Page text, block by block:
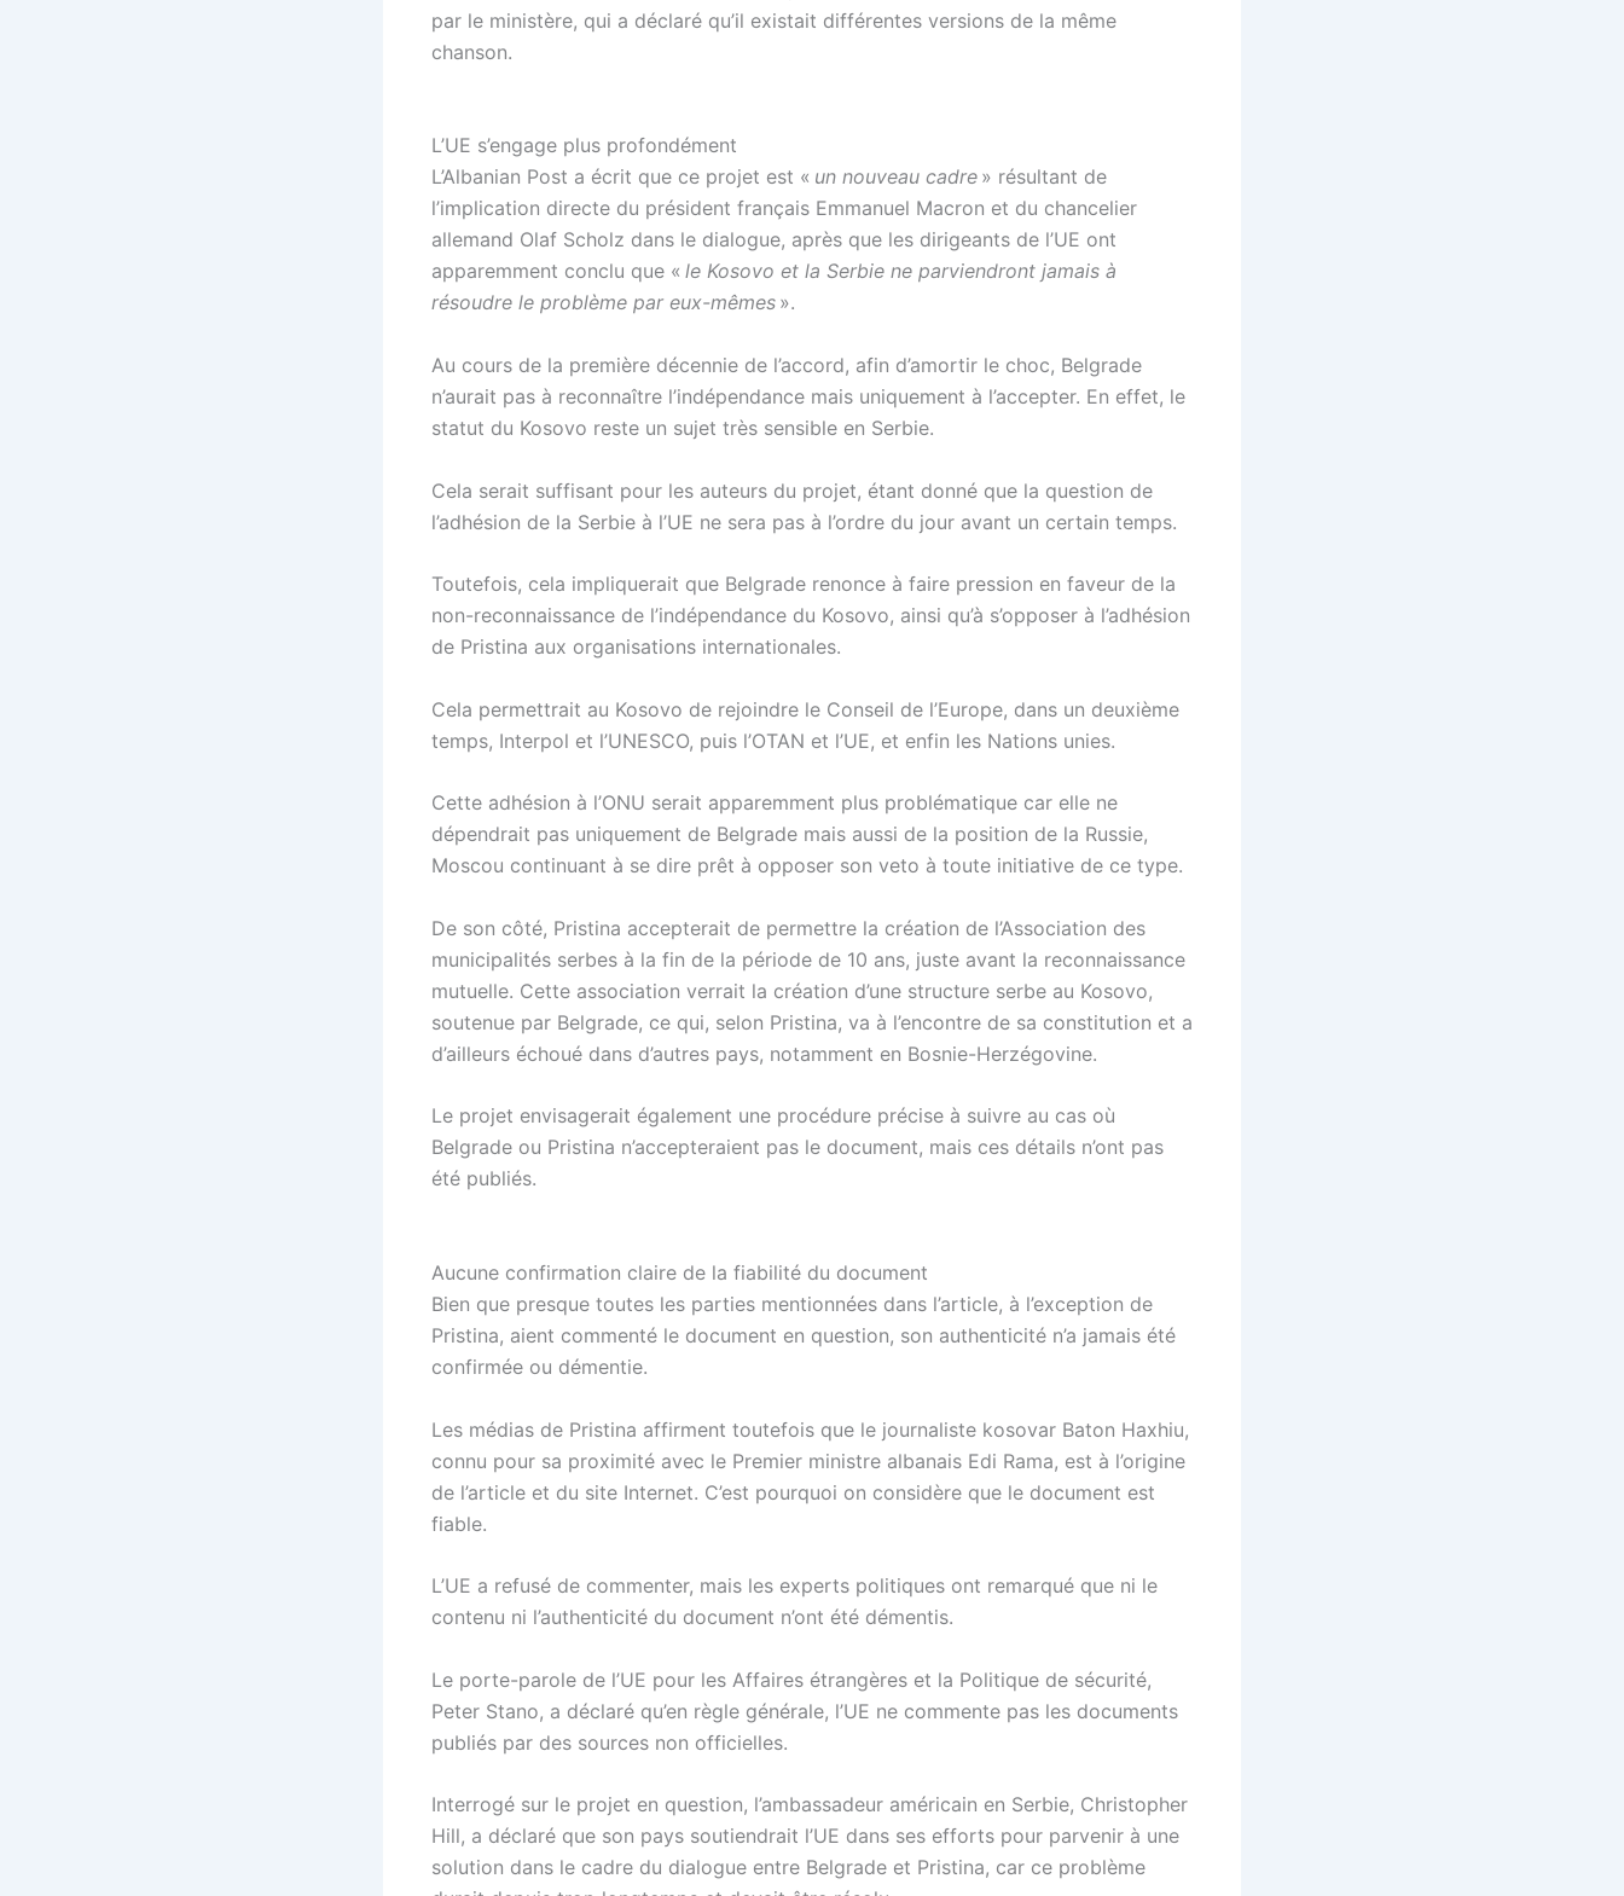
par le ministère, qui a déclaré qu’il existait différentes versions de la même
chanson.
L’UE s’engage plus profondément
L’Albanian Post a écrit que ce projet est « un nouveau cadre » résultant de
l’implication directe du président français Emmanuel Macron et du chancelier
allemand Olaf Scholz dans le dialogue, après que les dirigeants de l’UE ont
apparemment conclu que « le Kosovo et la Serbie ne parviendront jamais à
résoudre le problème par eux-mêmes ».
Au cours de la première décennie de l’accord, afin d’amortir le choc, Belgrade
n’aurait pas à reconnaître l’indépendance mais uniquement à l’accepter. En effet, le
statut du Kosovo reste un sujet très sensible en Serbie.
Cela serait suffisant pour les auteurs du projet, étant donné que la question de
l’adhésion de la Serbie à l’UE ne sera pas à l’ordre du jour avant un certain temps.
Toutefois, cela impliquerait que Belgrade renonce à faire pression en faveur de la
non-reconnaissance de l’indépendance du Kosovo, ainsi qu’à s’opposer à l’adhésion
de Pristina aux organisations internationales.
Cela permettrait au Kosovo de rejoindre le Conseil de l’Europe, dans un deuxième
temps, Interpol et l’UNESCO, puis l’OTAN et l’UE, et enfin les Nations unies.
Cette adhésion à l’ONU serait apparemment plus problématique car elle ne
dépendrait pas uniquement de Belgrade mais aussi de la position de la Russie,
Moscou continuant à se dire prêt à opposer son veto à toute initiative de ce type.
De son côté, Pristina accepterait de permettre la création de l’Association des
municipalités serbes à la fin de la période de 10 ans, juste avant la reconnaissance
mutuelle. Cette association verrait la création d’une structure serbe au Kosovo,
soutenue par Belgrade, ce qui, selon Pristina, va à l’encontre de sa constitution et a
d’ailleurs échoué dans d’autres pays, notamment en Bosnie-Herzégovine.
Le projet envisagerait également une procédure précise à suivre au cas où
Belgrade ou Pristina n’accepteraient pas le document, mais ces détails n’ont pas
été publiés.
Aucune confirmation claire de la fiabilité du document
Bien que presque toutes les parties mentionnées dans l’article, à l’exception de
Pristina, aient commenté le document en question, son authenticité n’a jamais été
confirmée ou démentie.
Les médias de Pristina affirment toutefois que le journaliste kosovar Baton Haxhiu,
connu pour sa proximité avec le Premier ministre albanais Edi Rama, est à l’origine
de l’article et du site Internet. C’est pourquoi on considère que le document est
fiable.
L’UE a refusé de commenter, mais les experts politiques ont remarqué que ni le
contenu ni l’authenticité du document n’ont été démentis.
Le porte-parole de l’UE pour les Affaires étrangères et la Politique de sécurité,
Peter Stano, a déclaré qu’en règle générale, l’UE ne commente pas les documents
publiés par des sources non officielles.
Interrogé sur le projet en question, l’ambassadeur américain en Serbie, Christopher
Hill, a déclaré que son pays soutiendrait l’UE dans ses efforts pour parvenir à une
solution dans le cadre du dialogue entre Belgrade et Pristina, car ce problème